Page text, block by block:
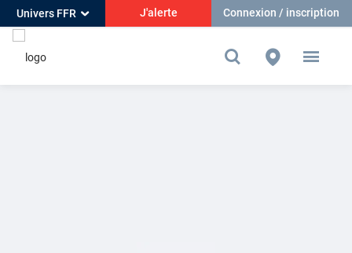
Univers FFR J'alerte Connexion / inscription